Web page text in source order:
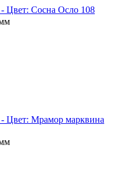
Цвет: Сосна Осло 108
Цвет: Мрамор марквина